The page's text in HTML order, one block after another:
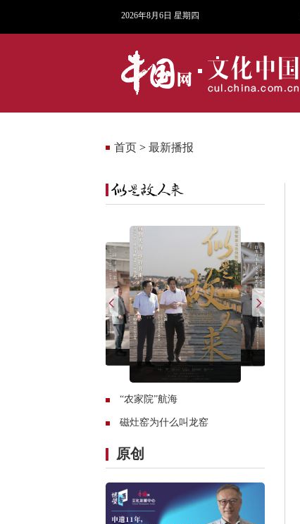
2026年8月6日 星期四
首页 > 最新播报
“农家院”航海
磁灶窑为什么叫龙窑
原创